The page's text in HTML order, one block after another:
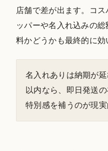
店舗で差が出ます。コ
ッパーや名入れ込みの
料かどうかも最終的に効
名入れありは納期が
以内なら、即日発送
特別感を補うのが現実